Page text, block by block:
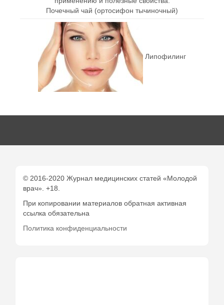
Почечный чай (ортосифон тычиночный)
Липофилинг
© 2016-2020 Журнал медицинских статей «Молодой
врач». +18.
При копировании материалов обратная активная
ссылка обязательна
Политика конфиденциальности